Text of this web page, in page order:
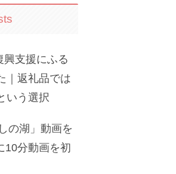
興支援にふる
｜返礼品では
いう選択
の湖」動画を
10分動画を初